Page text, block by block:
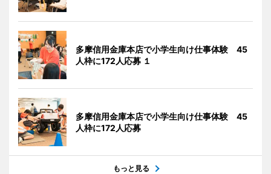
多摩信用金庫本店で小学生向け仕事体験 45
人枠に172人応募 １
多摩信用金庫本店で小学生向け仕事体験 45
人枠に172人応募
もっと見る